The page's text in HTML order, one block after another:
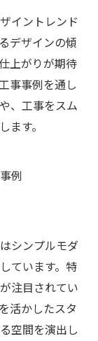
イントレンド
デザインの傾
上がりが期待
事事例を通し
、工事をスム
す。
例
シンプルモダ
ています。特
注目されてい
活かしたスタ
空間を演出し